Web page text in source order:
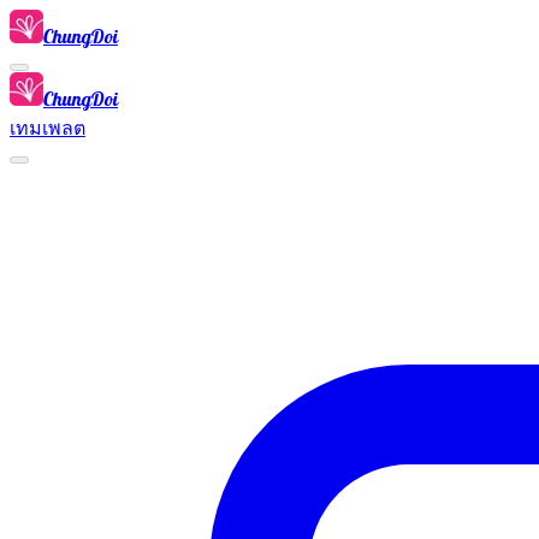
ChungDoi
ChungDoi
เทมเพลต